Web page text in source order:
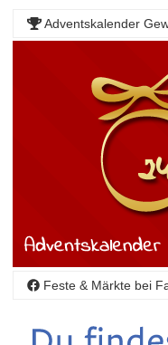
Adventskalender
Feste & Märkte bei